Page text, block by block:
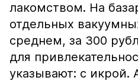
лакомством. На
отдельных
среднем, за 300
для
указывают: с икрой.